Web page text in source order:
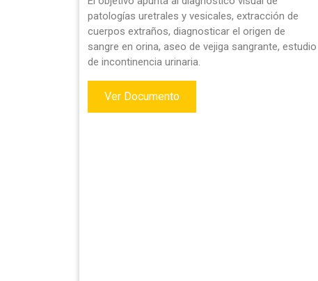
patologías uretrales y vesicales, extracción de
cuerpos extraños, diagnosticar el origen de
sangre en orina, aseo de vejiga sangrante, estudio
de incontinencia urinaria.
Ver Documento